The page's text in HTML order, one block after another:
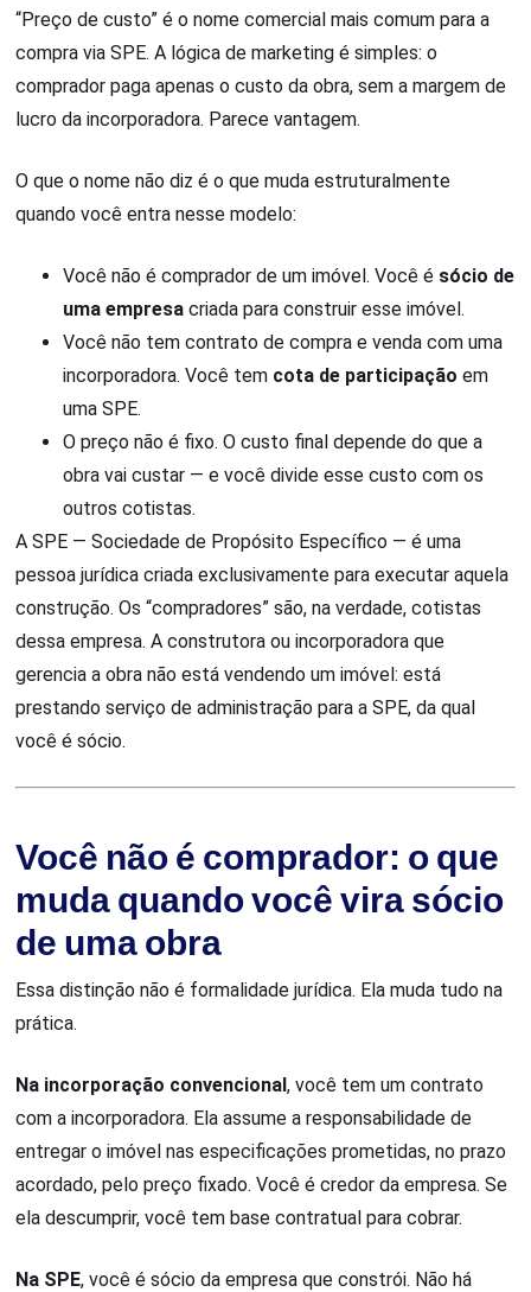
“Preço de custo” é o nome comercial mais comum para a
compra via SPE. A lógica de marketing é simples: o
comprador paga apenas o custo da obra, sem a margem de
lucro da incorporadora. Parece vantagem.
O que o nome não diz é o que muda estruturalmente
quando você entra nesse modelo:
Você não é comprador de um imóvel. Você é sócio de
uma empresa criada para construir esse imóvel.
Você não tem contrato de compra e venda com uma
incorporadora. Você tem cota de participação em
uma SPE.
O preço não é fixo. O custo final depende do que a
obra vai custar — e você divide esse custo com os
outros cotistas.
A SPE — Sociedade de Propósito Específico — é uma
pessoa jurídica criada exclusivamente para executar aquela
construção. Os “compradores” são, na verdade, cotistas
dessa empresa. A construtora ou incorporadora que
gerencia a obra não está vendendo um imóvel: está
prestando serviço de administração para a SPE, da qual
você é sócio.
Você não é comprador: o que
muda quando você vira sócio
de uma obra
Essa distinção não é formalidade jurídica. Ela muda tudo na
prática.
Na incorporação convencional, você tem um contrato
com a incorporadora. Ela assume a responsabilidade de
entregar o imóvel nas especificações prometidas, no prazo
acordado, pelo preço fixado. Você é credor da empresa. Se
ela descumprir, você tem base contratual para cobrar.
Na SPE, você é sócio da empresa que constrói. Não há